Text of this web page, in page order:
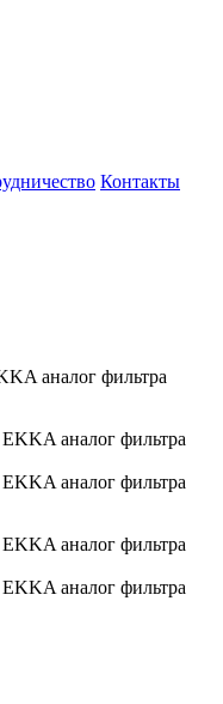
Контакты
аналог фильтра